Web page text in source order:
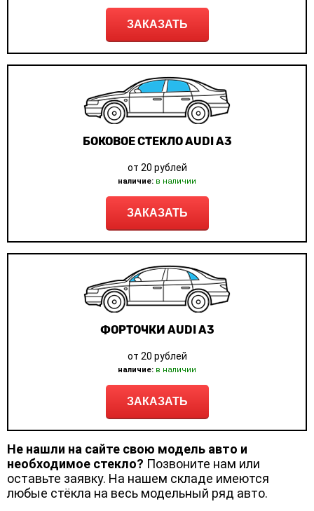
ЗАКАЗАТЬ
БОКОВОЕ СТЕКЛО AUDI A3
от 20 рублей
наличие: в наличии
ЗАКАЗАТЬ
ФОРТОЧКИ AUDI A3
от 20 рублей
наличие: в наличии
ЗАКАЗАТЬ
Не нашли на сайте свою модель авто и
необходимое стекло? Позвоните нам или
оставьте заявку. На нашем складе имеются
любые стёкла на весь модельный ряд авто.